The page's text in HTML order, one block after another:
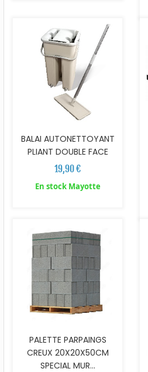
BALAI AUTONETTOYANT
PLIANT DOUBLE FACE
19,90 €
En stock Mayotte
PALETTE PARPAINGS
CREUX 20X20X50CM
SPECIAL MUR...